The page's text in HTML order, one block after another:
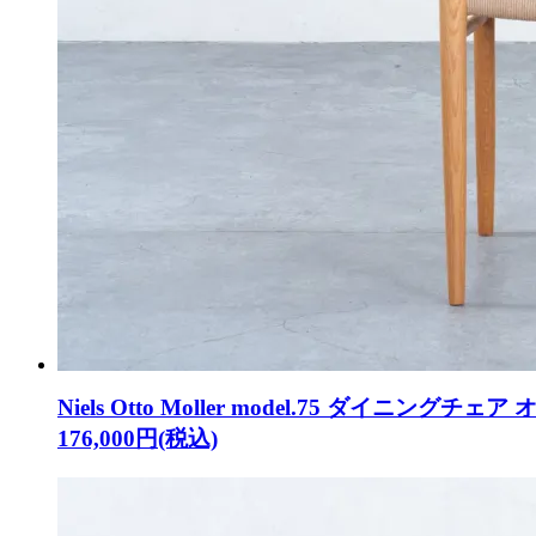
Niels Otto Moller model.75 ダイニングチェア
176,000円(税込)